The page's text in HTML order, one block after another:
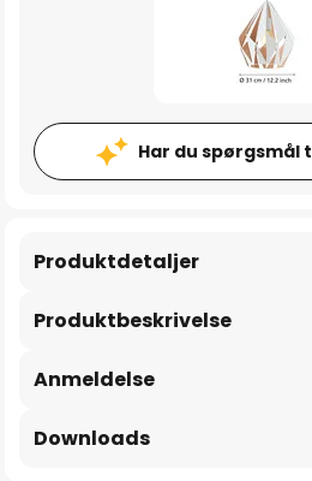
Har du spørgsmål
Produktbeskrivelse
Produktdetaljer
Anmeldelse
Downloads